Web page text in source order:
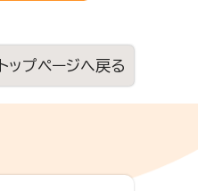
トップページへ戻る